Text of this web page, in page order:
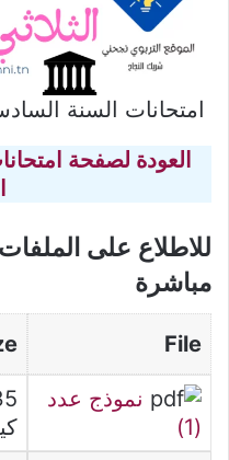
امتحانات السنة
العودة لصفحة
للاطلاع على
مباشرة
File
نموذج عدد
(1)